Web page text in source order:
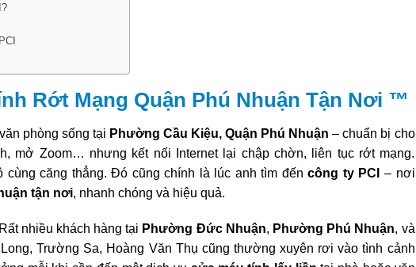
Rớt Mạng Quận Phú Nhuận Tận Nơi ™
phòng sống tại Phường Cầu Kiệu, Quận Phú Nhuận – chuẩn bị cho
mở Zoom… nhưng kết nối Internet lại chập chờn, liên tục rớt mạng.
căng thẳng. Đó cũng chính là lúc anh tìm đếncông ty PCI
– nơi
tận nơi, nhanh chóng và hiệu quả.
nhiều khách hàng tại Phường Đức Nhuận, Phường Phú Nhuận, và
Trường Sa, Hoàng Văn Thụ cũng thường xuyên rơi vào tình cảnh